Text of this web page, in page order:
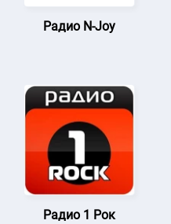
Радио N-Joy
Радио 1 Рок